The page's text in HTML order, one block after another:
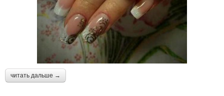
читать дальше →